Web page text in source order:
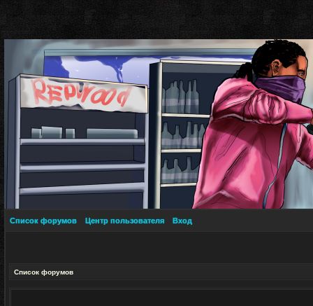
Список форумов Центр пользователя Вход
Список форумов